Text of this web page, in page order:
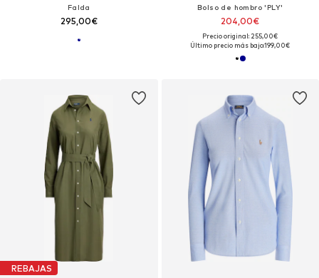
Falda
295,00€
Bolso de hombro 'PLY'
204,00€
Precio original: 255,00€
Último precio más bajo:199,00€
REBAJAS